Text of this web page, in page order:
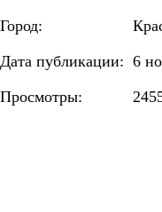
Город:
Дата публикации: 6
Просмотры: